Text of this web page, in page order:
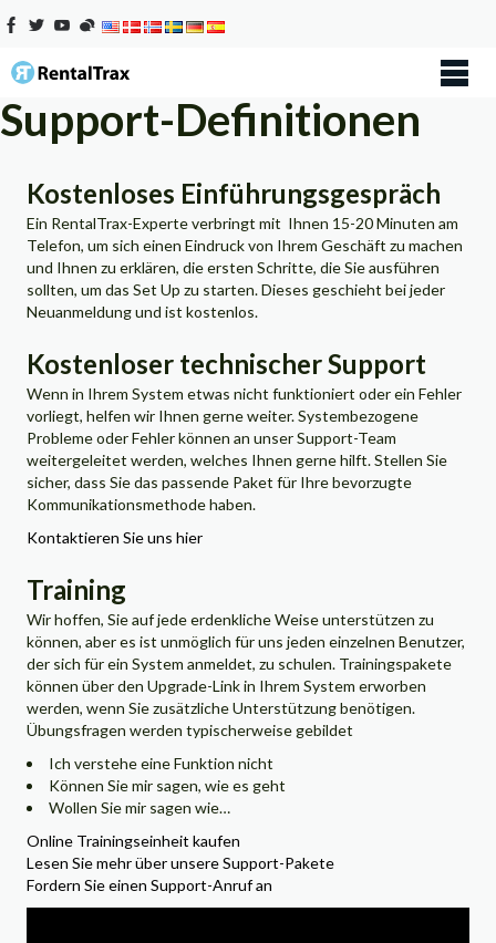
Support-Definitionen
Kostenloses Einführungsgespräch
Ein RentalTrax-Experte verbringt mit Ihnen 15-20 Minuten am
Telefon, um sich einen Eindruck von Ihrem Geschäft zu machen
und Ihnen zu erklären, die ersten Schritte, die Sie ausführen
sollten, um das Set Up zu starten. Dieses geschieht bei jeder
Neuanmeldung und ist kostenlos.
Kostenloser technischer Support
Wenn in Ihrem System etwas nicht funktioniert oder ein Fehler
vorliegt, helfen wir Ihnen gerne weiter. Systembezogene
Probleme oder Fehler können an unser Support-Team
weitergeleitet werden, welches Ihnen gerne hilft. Stellen Sie
sicher, dass Sie das passende Paket für Ihre bevorzugte
Kommunikationsmethode haben.
Kontaktieren Sie uns hier
Training
Wir hoffen, Sie auf jede erdenkliche Weise unterstützen zu
können, aber es ist unmöglich für uns jeden einzelnen Benutzer,
der sich für ein System anmeldet, zu schulen. Trainingspakete
können über den Upgrade-Link in Ihrem System erworben
werden, wenn Sie zusätzliche Unterstützung benötigen.
Übungsfragen werden typischerweise gebildet
Ich verstehe eine Funktion nicht
Können Sie mir sagen, wie es geht
Wollen Sie mir sagen wie…
Online Trainingseinheit kaufen
Lesen Sie mehr über unsere Support-Pakete
Fordern Sie einen Support-Anruf an